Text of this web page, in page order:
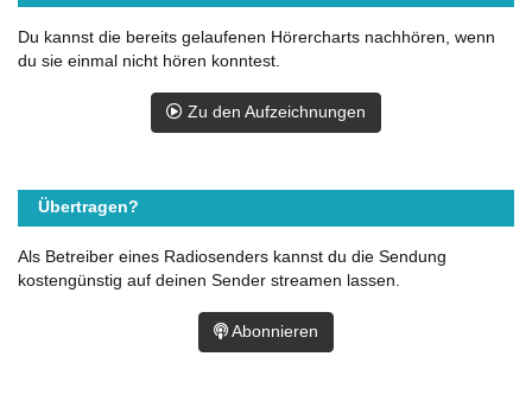
Du kannst die bereits gelaufenen Hörercharts nachhören, wenn
du sie einmal nicht hören konntest.
Zu den Aufzeichnungen
Übertragen?
Als Betreiber eines Radiosenders kannst du die Sendung
kostengünstig auf deinen Sender streamen lassen.
Abonnieren